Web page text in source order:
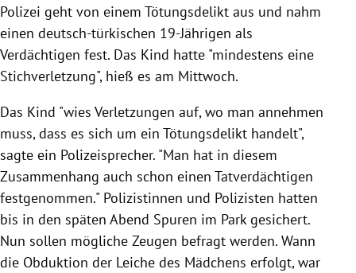
Polizei geht von einem Tötungsdelikt aus und nahm
einen deutsch-türkischen 19-Jährigen als
Verdächtigen fest. Das Kind hatte "mindestens eine
Stichverletzung", hieß es am Mittwoch.
Das Kind "wies Verletzungen auf, wo man annehmen
muss, dass es sich um ein Tötungsdelikt handelt",
sagte ein Polizeisprecher. "Man hat in diesem
Zusammenhang auch schon einen Tatverdächtigen
festgenommen." Polizistinnen und Polizisten hatten
bis in den späten Abend Spuren im Park gesichert.
Nun sollen mögliche Zeugen befragt werden. Wann
die Obduktion der Leiche des Mädchens erfolgt, war